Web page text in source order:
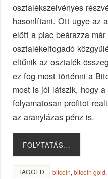
osztalékszelvényes
hasonlítani. Ott ugye az
előtt a piac beárazza
osztalékelfogadó
eltűnik az osztalék
ez fog most történni a
most is jól látszik, hogy
folyamatosan profitot
az aranylázas pénz is.
FOLYTATÁS…
TAGGED bitcoin,bitcoin gold